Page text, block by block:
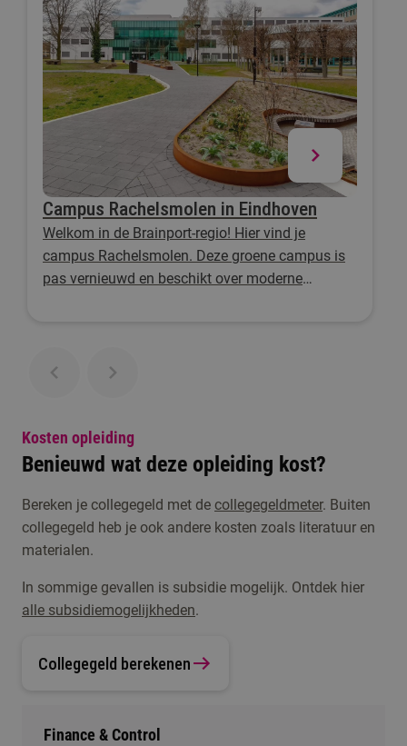
Campus Rachelsmolen in Eindhoven
Welkom in de Brainport-regio! Hier vind je
campus Rachelsmolen. Deze groene campus is
pas vernieuwd en beschikt over moderne
Kosten opleiding
Benieuwd wat deze opleiding kost?
Bereken je collegegeld met de collegegeldmeter. Buiten
collegegeld heb je ook andere kosten zoals literatuur en
materialen.
In sommige gevallen is subsidie mogelijk. Ontdek hier
alle subsidiemogelijkheden.
Collegegeld berekenen
Finance & Control